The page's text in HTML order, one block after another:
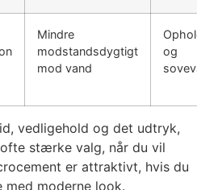
Mindre
modstandsdygtigt
mod vand
og
vedligehold og det udtryk,
stærke valg, når du vil
er attraktivt, hvis du
moderne look.